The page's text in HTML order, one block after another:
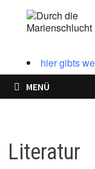
hier gibts
MENÜ
Literatur